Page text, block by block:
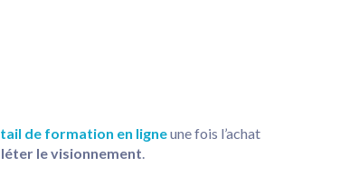
de formation en ligneune fois l’achat
le visionnement.